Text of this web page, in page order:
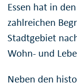
Essen hat in
zahlreichen
Stadtgebiet
Wohn- und
Neben den